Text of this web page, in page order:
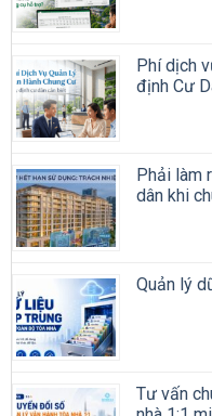
Phí dịch
định Cư
Phải làm
dân khi
Quản lý
Tư vấn